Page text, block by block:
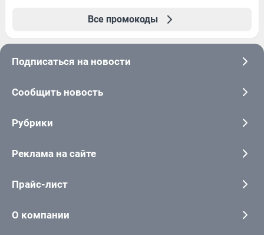
Все промокоды
Подписаться на новости
Сообщить новость
Рубрики
Реклама на сайте
Прайс-лист
О компании